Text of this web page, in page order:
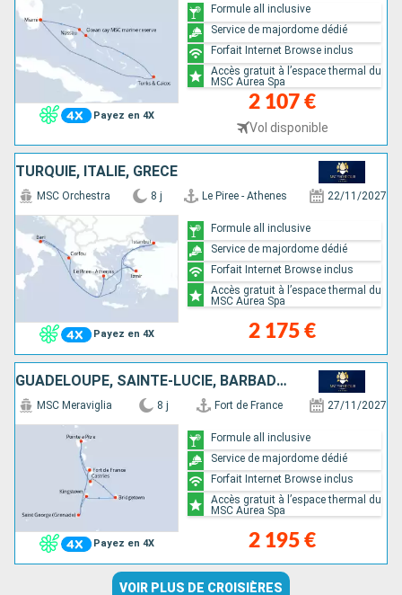
Payez en 4X
2 107 €
Vol disponible
Formule all inclusive
Service de majordome dédié
Forfait Internet Browse inclus
Accès gratuit à l’espace thermal du
MSC Aurea Spa
TURQUIE, ITALIE, GRÈCE
Payez en 4X
MSC Orchestra 8 j Le Piree - Athenes 22/11/2027
2 175 €
Formule all inclusive
Service de majordome dédié
Forfait Internet Browse inclus
Accès gratuit à l’espace thermal du
MSC Aurea Spa
GUADELOUPE, SAINTE-LUCIE, BARBADE, SAINT VINCENT-ET-LES-GRENADINES, GRENADE, MARTINIQUE
Payez en 4X
MSC Meraviglia 8 j Fort de France 27/11/2027
2 195 €
Formule all inclusive
Service de majordome dédié
Forfait Internet Browse inclus
Accès gratuit à l’espace thermal du
MSC Aurea Spa
VOIR PLUS DE CROISIÈRES